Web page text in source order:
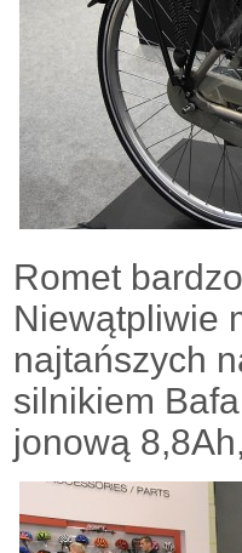
Romet
Niewątpliwie
najtańszych
silnikiem
jonową